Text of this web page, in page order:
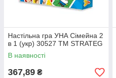
Настільна гра УНА Сімейна 2
в 1 (укр) 30527 ТМ STRATEG
В наявності
367,89 ₴